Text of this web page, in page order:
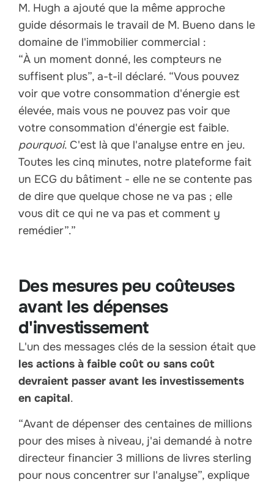
M. Hugh a ajouté que la même approche
guide désormais le travail de M. Bueno dans le
domaine de l'immobilier commercial :
“À un moment donné, les compteurs ne
suffisent plus”, a-t-il déclaré. “Vous pouvez
voir que votre consommation d'énergie est
élevée, mais vous ne pouvez pas voir que
votre consommation d'énergie est faible.
pourquoi. C'est là que l'analyse entre en jeu.
Toutes les cinq minutes, notre plateforme fait
un ECG du bâtiment - elle ne se contente pas
de dire que quelque chose ne va pas ; elle
vous dit ce qui ne va pas et comment y
remédier”.”
Des mesures peu coûteuses
avant les dépenses
d'investissement
L'un des messages clés de la session était que
les actions à faible coût ou sans coût
devraient passer avant les investissements
en capital.
“Avant de dépenser des centaines de millions
pour des mises à niveau, j'ai demandé à notre
directeur financier 3 millions de livres sterling
pour nous concentrer sur l'analyse”, explique